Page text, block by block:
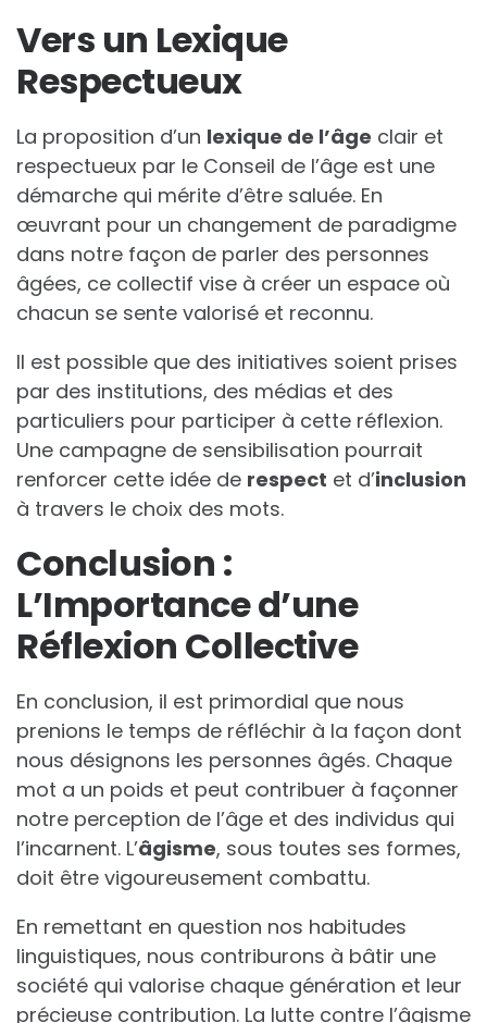
Vers un Lexique
Respectueux
La proposition d’un lexique de l’âge clair et
respectueux par le Conseil de l’âge est une
démarche qui mérite d’être saluée. En
œuvrant pour un changement de paradigme
dans notre façon de parler des personnes
âgées, ce collectif vise à créer un espace où
chacun se sente valorisé et reconnu.
Il est possible que des initiatives soient prises
par des institutions, des médias et des
particuliers pour participer à cette réflexion.
Une campagne de sensibilisation pourrait
renforcer cette idée de respect et d’inclusion
à travers le choix des mots.
Conclusion :
L’Importance d’une
Réflexion Collective
En conclusion, il est primordial que nous
prenions le temps de réfléchir à la façon dont
nous désignons les personnes âgés. Chaque
mot a un poids et peut contribuer à façonner
notre perception de l’âge et des individus qui
l’incarnent. L’âgisme, sous toutes ses formes,
doit être vigoureusement combattu.
En remettant en question nos habitudes
linguistiques, nous contriburons à bâtir une
société qui valorise chaque génération et leur
précieuse contribution. La lutte contre l’âgisme